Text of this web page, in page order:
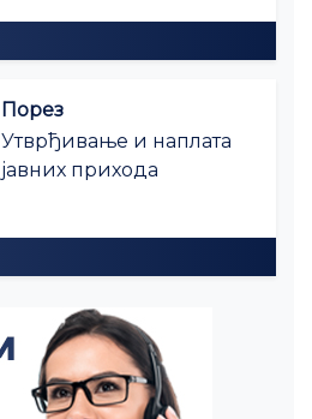
Порез
Утврђивање и наплата
јавних прихода